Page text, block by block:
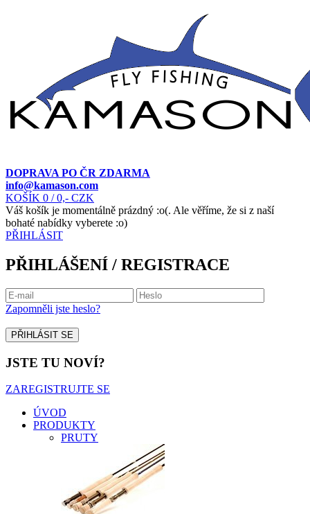
DOPRAVA PO ČR ZDARMA
info@kamason.com
KOŠÍK 0 / 0,- CZK
Váš košík je momentálně prázdný :o(. Ale věříme, že si z naší
bohaté nabídky vyberete :o)
PŘIHLÁSIT
PŘIHLÁŠENÍ / REGISTRACE
Zapomněli jste heslo?
JSTE TU NOVÍ?
ZAREGISTRUJTE SE
ÚVOD
PRODUKTY
PRUTY